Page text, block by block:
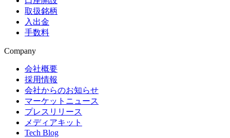
取扱銘柄
入出金
手数料
Company
会社概要
採用情報
会社からのお知らせ
マーケットニュース
プレスリリース
メディアキット
Tech Blog